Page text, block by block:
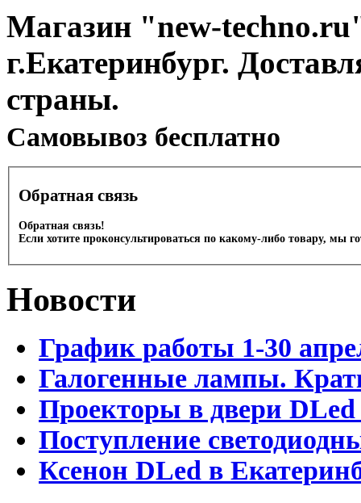
Магазин "new-
г.Екатеринбург.
страны.
Cамовывоз бесплатно
Обратная связь
Обратная связь!
Если хотите проконсультироваться по какому-либо товару, мы
Новости
График работы 1-30
Галогенные лампы.
Проекторы в двери DLed
Поступление
Ксенон DLed в